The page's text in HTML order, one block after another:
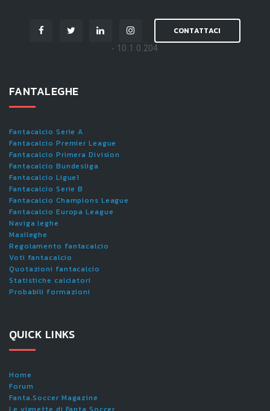
CONTATTACI
- 10.1.0.204
FANTALEGHE
Fantacalcio Serie A
Fantacalcio Premier League
Fantacalcio Primera Division
Fantacalcio Bundesliga
Fantacalcio Ligue1
Fantacalcio Serie B
Fantacalcio Champions League
Fantacalcio Europa League
Naviga leghe
Maxileghe
Regolamento fantacalcio
Voti fantacalcio
Quotazioni fantacalcio
Statistiche calciatori
Probabili formazioni
QUICK LINKS
Home
Forum
Fanta.Soccer Magazine